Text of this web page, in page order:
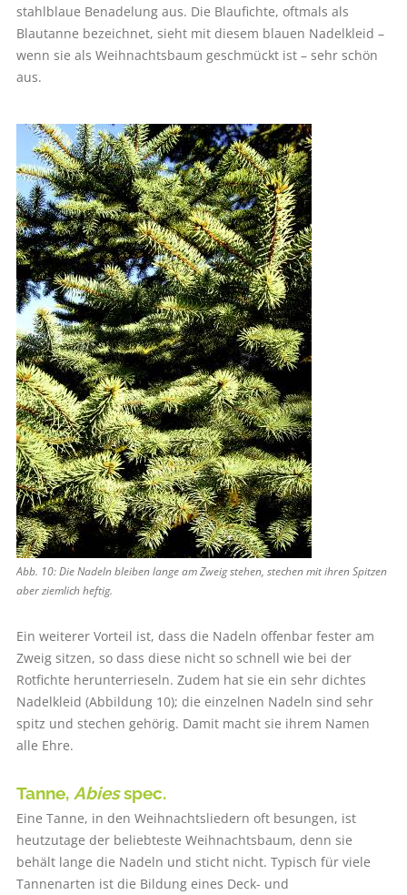
stahlblaue Benadelung aus. Die Blaufichte, oftmals als
Blautanne bezeichnet, sieht mit diesem blauen Nadelkleid –
wenn sie als Weihnachtsbaum geschmückt ist – sehr schön
aus.
Abb. 10: Die Nadeln bleiben lange am Zweig stehen, stechen mit ihren Spitzen
aber ziemlich heftig.
Ein weiterer Vorteil ist, dass die Nadeln offenbar fester am
Zweig sitzen, so dass diese nicht so schnell wie bei der
Rotfichte herunterrieseln. Zudem hat sie ein sehr dichtes
Nadelkleid (Abbildung 10); die einzelnen Nadeln sind sehr
spitz und stechen gehörig. Damit macht sie ihrem Namen
alle Ehre.
Tanne, Abiesspec.
Eine Tanne, in den Weihnachtsliedern oft besungen, ist
heutzutage der beliebteste Weihnachtsbaum, denn sie
behält lange die Nadeln und sticht nicht. Typisch für viele
Tannenarten ist die Bildung eines Deck- und